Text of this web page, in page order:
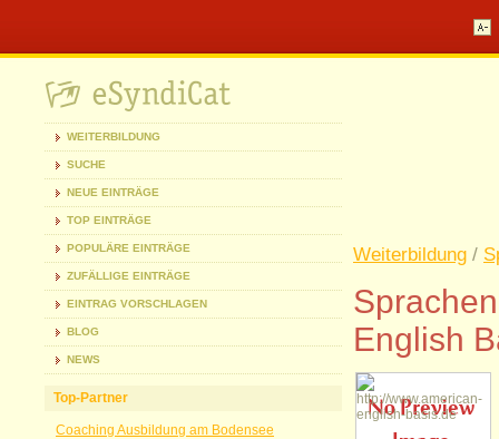
WEITERBILDUNG
SUCHE
NEUE EINTRÄGE
TOP EINTRÄGE
POPULÄRE EINTRÄGE
ZUFÄLLIGE EINTRÄGE
EINTRAG VORSCHLAGEN
BLOG
NEWS
Top-Partner
Coaching Ausbildung am Bodensee
Weiterbildung /
English